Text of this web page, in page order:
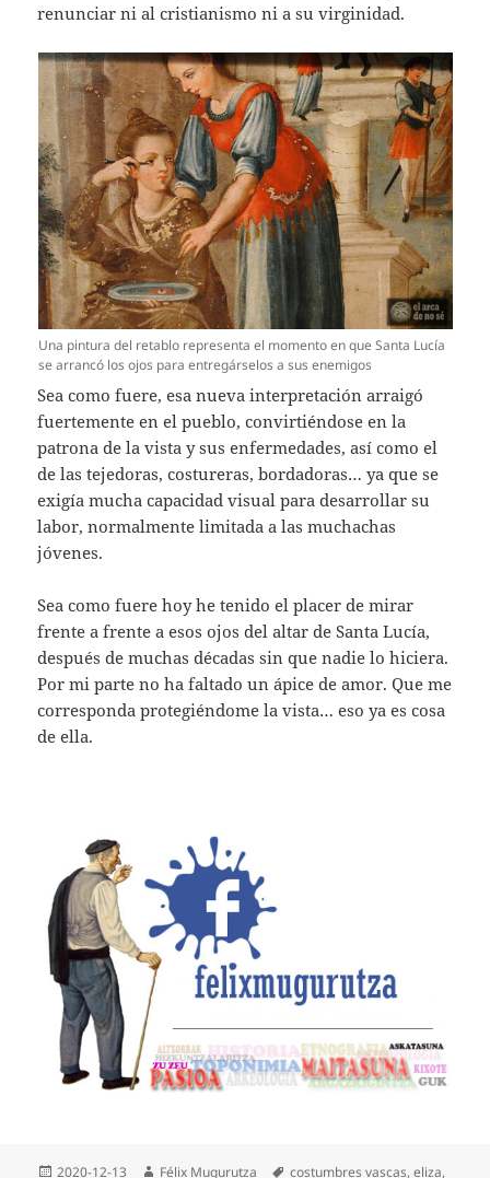
renunciar ni al cristianismo ni a su virginidad.
Una pintura del retablo representa el momento en que Santa Lucía
se arrancó los ojos para entregárselos a sus enemigos
Sea como fuere, esa nueva interpretación arraigó
fuertemente en el pueblo, convirtiéndose en la
patrona de la vista y sus enfermedades, así como el
de las tejedoras, costureras, bordadoras… ya que se
exigía mucha capacidad visual para desarrollar su
labor, normalmente limitada a las muchachas
jóvenes.
Sea como fuere hoy he tenido el placer de mirar
frente a frente a esos ojos del altar de Santa Lucía,
después de muchas décadas sin que nadie lo hiciera.
Por mi parte no ha faltado un ápice de amor. Que me
corresponda protegiéndome la vista… eso ya es cosa
de ella.
Publicado
2020-12-13 Autor
Félix Mugurutza Etiquetas
costumbres vascas,eliza,